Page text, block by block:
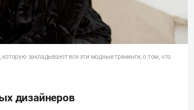
закладывают все эти модные тренинги, о том, что
дизайнеров